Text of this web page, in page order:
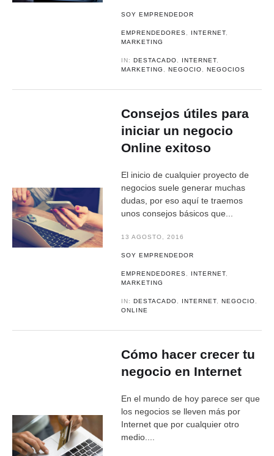
SOY EMPRENDEDOR
EMPRENDEDORES INTERNET
MARKETING
IN:DESTACADO INTERNET
MARKETING
,NEGOCIO ,NEGOCIOS
Consejos útiles para
iniciar un negocio
Online exitoso
El inicio de cualquier proyecto de
negocios suele generar muchas
dudas, por eso aquí te traemos
unos consejos básicos que...
13 AGOSTO, 2016
SOY EMPRENDEDOR
EMPRENDEDORES INTERNET
MARKETING
IN:DESTACADO INTERNET ,NEGOCIO
ONLINE
Cómo hacer crecer tu
negocio en Internet
En el mundo de hoy parece ser que
los negocios se lleven más por
Internet que por cualquier otro
medio....